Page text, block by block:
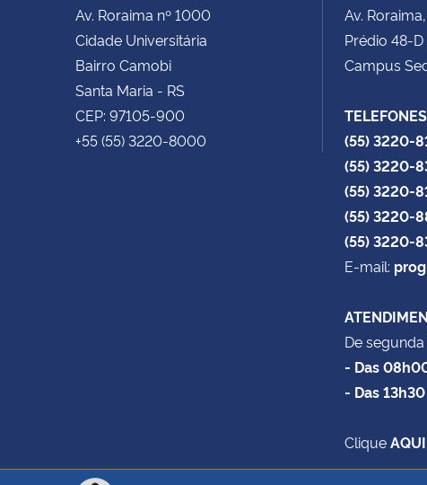
Av. Roraima nº 1000
Cidade Universitária
Bairro Camobi
Santa Maria - RS
CEP: 97105-900
+55 (55) 3220-8000
Av.
Prédio 48-
Campus
TELEFONES
(55) 3220-
(55) 3220-
(55) 3220-
(55) 3220-
(55) 3220-
E-mail:
De
- Das
- Das
CliqueAQUI